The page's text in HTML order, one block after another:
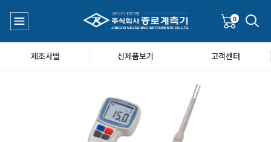
공지사항
0
제조사별 신제품보기 고객센터